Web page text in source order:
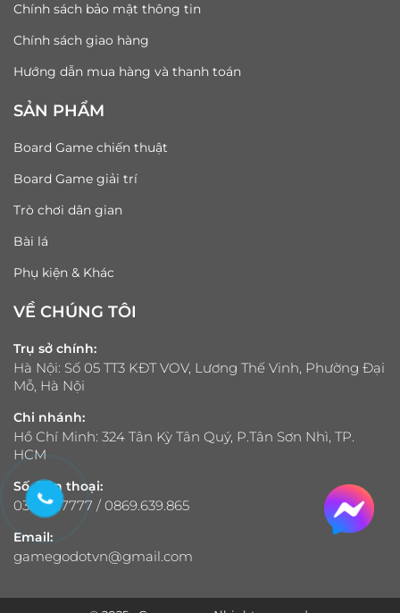
Chính sách bảo mật thông tin
Chính sách giao hàng
Hướng dẫn mua hàng và thanh toán
SẢN PHẨM
Board Game chiến thuật
Board Game giải trí
Trò chơi dân gian
Bài lá
Phụ kiện & Khác
VỀ CHÚNG TÔI
Trụ sở chính:
Hà Nội: Số 05 TT3 KĐT VOV, Lương Thế Vinh, Phường Đại
Mỗ, Hà Nội
Chi nhánh:
Hồ Chí Minh: 324 Tân Kỳ Tân Quý, P.Tân Sơn Nhì, TP.
HCM
Số điện thoại:
033.321.7777 / 0869.639.865
Email:
gamegodotvn@gmail.com